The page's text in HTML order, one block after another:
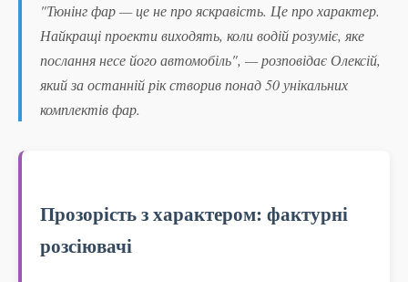
"Тюнінг фар — це не про яскравість. Це про характер.
Найкращі проекти виходять, коли водій розуміє, яке
послання несе його автомобіль", — розповідає Олексій,
який за останній рік створив понад 50 унікальних
комплектів фар.
Прозорість з характером: фактурні
розсіювачі